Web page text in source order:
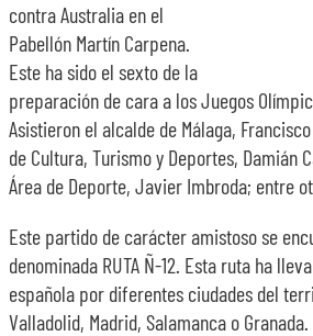
contra Australia en el
Pabellón Martín Carpena.
Este ha sido el sexto de la
preparación de cara a los Juegos
Asistieron el alcalde de Málaga,
de Cultura, Turismo y Deportes, Damián
Área de Deporte, Javier Imbroda; entre
Este partido de carácter amistoso se
denominada RUTA Ñ-12. Esta ruta ha
española por diferentes ciudades del
Valladolid, Madrid, Salamanca o